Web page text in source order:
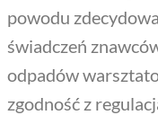
powodu
świadczeń
odpadów
zgodność z